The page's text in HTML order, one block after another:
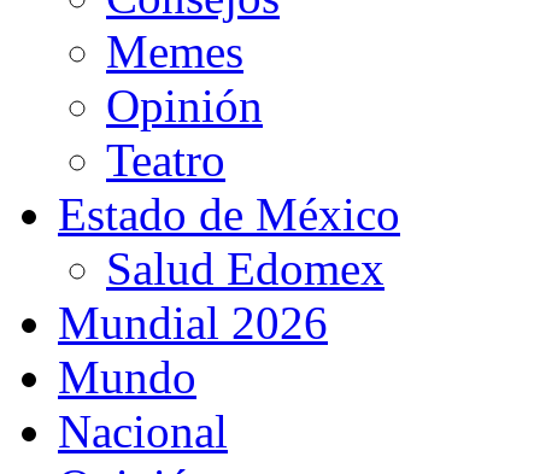
Memes
Opinión
Teatro
Estado de México
Salud Edomex
Mundial 2026
Mundo
Nacional